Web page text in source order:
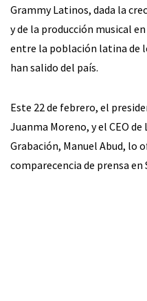
Grammy Latinos, dada la
y de la producción musical
entre la población latina de
han salido del país.
Este 22 de febrero, el
Juanma Moreno, y el CEO de
Grabación, Manuel Abud, lo
comparecencia de prensa en